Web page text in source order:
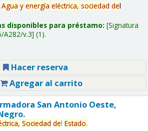
Agua y energía eléctrica, sociedad del
disponibles para préstamo: Signatura
A282/v.3 (1).
Hacer reserva
Agregar al carrito
San Antonio Oeste,
Sociedad del Estado.